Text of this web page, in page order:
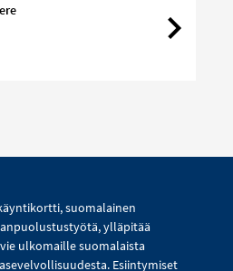
suomalainen
ylläpitää
ulkomaille suomalaista
Esiintymiset